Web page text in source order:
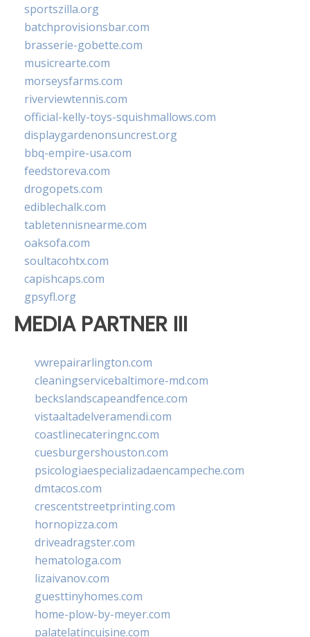
sportszilla.org
batchprovisionsbar.com
brasserie-gobette.com
musicrearte.com
morseysfarms.com
riverviewtennis.com
official-kelly-toys-squishmallows.com
displaygardenonsuncrest.org
bbq-empire-usa.com
feedstoreva.com
drogopets.com
ediblechalk.com
tabletennisnearme.com
oaksofa.com
soultacohtx.com
capishcaps.com
gpsyfl.org
MEDIA PARTNER III
vwrepairarlington.com
cleaningservicebaltimore-md.com
beckslandscapeandfence.com
vistaaltadelveramendi.com
coastlinecateringnc.com
cuesburgershouston.com
psicologiaespecializadaencampeche.com
dmtacos.com
crescentstreetprinting.com
hornopizza.com
driveadragster.com
hematologa.com
lizaivanov.com
guesttinyhomes.com
home-plow-by-meyer.com
palatelatincuisine.com